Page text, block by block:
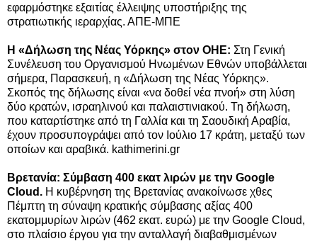
εφαρμόστηκε εξαιτίας έλλειψης υποστήριξης της
στρατιωτικής ιεραρχίας. ΑΠΕ-ΜΠΕ
Η «Δήλωση της Νέας Υόρκης» στον ΟΗΕ: Στη Γενική
Συνέλευση του Οργανισμού Ηνωμένων Εθνών υποβάλλεται
σήμερα, Παρασκευή, η «Δήλωση της Νέας Υόρκης».
Σκοπός της δήλωσης είναι «να δοθεί νέα πνοή» στη λύση
δύο κρατών, ισραηλινού και παλαιστινιακού. Τη δήλωση,
που καταρτίστηκε από τη Γαλλία και τη Σαουδική Αραβία,
έχουν προσυπογράψει από τον Ιούλιο 17 κράτη, μεταξύ των
οποίων και αραβικά. kathimerini.gr
Βρετανία: Σύμβαση 400 εκατ λιρών με την Google
Cloud. Η κυβέρνηση της Βρετανίας ανακοίνωσε χθες
Πέμπτη τη σύναψη κρατικής σύμβασης αξίας 400
εκατομμυρίων λιρών (462 εκατ. ευρώ) με την Google Cloud,
στο πλαίσιο έργου για την ανταλλαγή διαβαθμισμένων